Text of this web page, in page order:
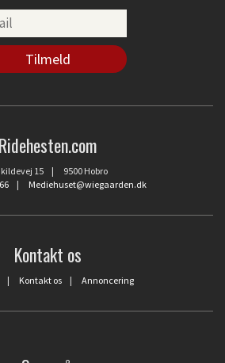
Ridehesten.com
15 | 9500 Hobro
| Mediehuset@wiegaarden.dk
Kontakt os
| Kontakt os | Annoncering